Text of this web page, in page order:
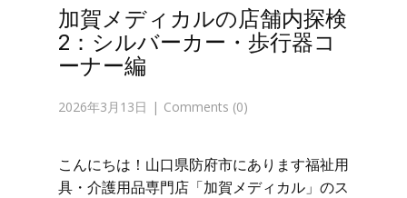
加賀メディカルの店舗内探検
2：シルバーカー・歩行器コ
ーナー編
2026年3月13日 Comments (0)
こんにちは！山口県防府市にあります福祉用
具・介護用品専門店「加賀メディカル」のス